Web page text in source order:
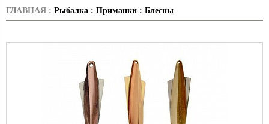
ГЛАВНАЯ : Рыбалка : Приманки : Блесны